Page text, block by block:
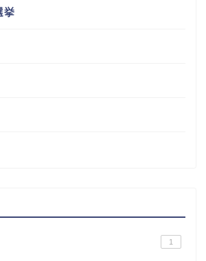
挙
1